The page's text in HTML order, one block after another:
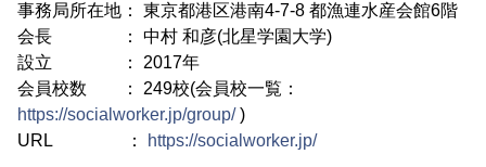
事務局所在地： 東京都港区港南4-7-8 都漁連水産会館6階
会長 ： 中村 和彦(北星学園大学)
設立 ： 2017年
会員校数 ： 249校(会員校一覧：
https://socialworker.jp/group/)
URL ：
https://socialworker.jp/